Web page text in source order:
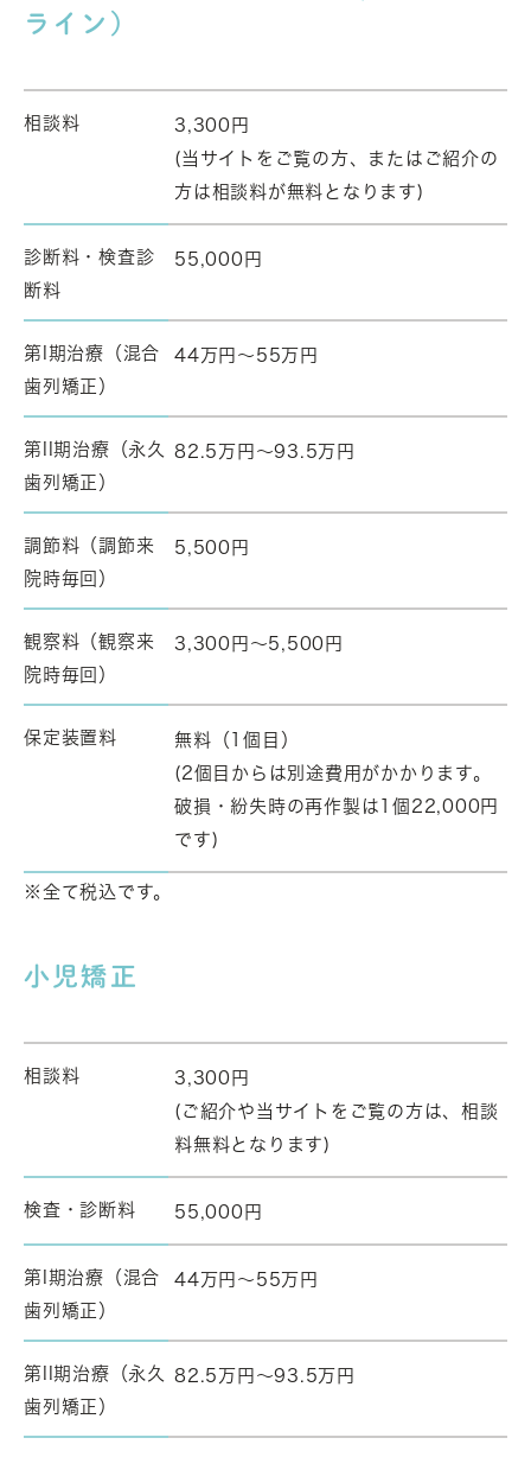
ライン）
相談料
3,300円
(当サイトをご覧の方、またはご紹介の
方は相談料が無料となります)
診断料・検査診
断料
55,000円
第I期治療（混合
歯列矯正）
44万円～55万円
第II期治療（永久
歯列矯正）
82.5万円～93.5万円
調節料（調節来
院時毎回）
5,500円
観察料（観察来
院時毎回）
3,300円～5,500円
保定装置料
無料（1個目）
(2個目からは別途費用がかかります。
破損・紛失時の再作製は1個22,000円
です)
※全て税込です。
小児矯正
相談料
3,300円
(ご紹介や当サイトをご覧の方は、相談
料無料となります)
検査・診断料 55,000円
第I期治療（混合
歯列矯正）
44万円～55万円
第II期治療（永久
歯列矯正）
82.5万円～93.5万円